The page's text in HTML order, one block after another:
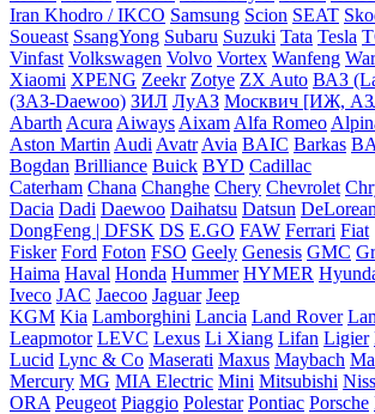
Iran Khodro / IKCO Samsung Scion SEAT
Soueast SsangYong Subaru Suzuki Tata Tesla
Vinfast Volkswagen Volvo Vortex Wanfeng
Xiaomi XPENG Zeekr Zotye ZX Auto ВАЗ
(ЗАЗ-Daewoo) ЗИЛ ЛуАЗ Москвич [ИЖ,
Abarth Acura Aiways Aixam Alfa Romeo
Aston Martin Audi Avatr Avia BAIC Barkas
Bogdan Brilliance Buick BYD Cadillac
Caterham Chana Changhe Chery Chevrolet
Dacia Dadi Daewoo Daihatsu Datsun DeLorean
DongFeng | DFSK DS E.GO FAW Ferrari Fiat
Fisker Ford Foton FSO Geely Genesis GMC
Haima Haval Honda Hummer HYMER
Iveco JAC Jaecoo Jaguar Jeep
KGM Kia Lamborghini Lancia Land Rover
Leapmotor LEVC Lexus Li Xiang Lifan Ligier
Lucid Lync & Co Maserati Maxus Maybach
Mercury MG MIA Electric Mini Mitsubishi
ORA Peugeot Piaggio Polestar Pontiac Porsche